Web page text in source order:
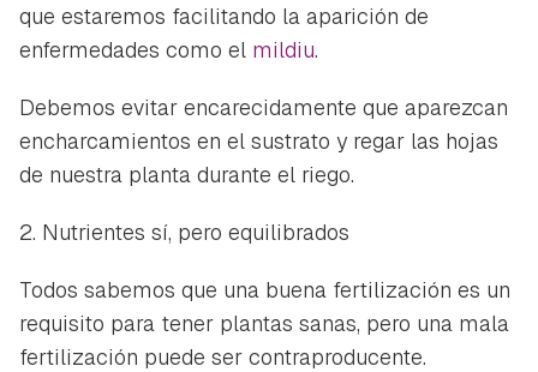
que estaremos facilitando la aparición de
enfermedades como el mildiu.
Debemos evitar encarecidamente que aparezcan
encharcamientos en el sustrato y regar las hojas
de nuestra planta durante el riego.
2. Nutrientes sí, pero equilibrados
Todos sabemos que una buena fertilización es un
requisito para tener plantas sanas, pero una mala
fertilización puede ser contraproducente.